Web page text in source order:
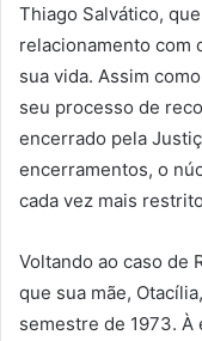
Thiago Salvático,
relacionamento com
sua vida. Assim
seu processo de
encerrado pela
encerramentos, o
cada vez mais
Voltando ao caso de
que sua mãe,
semestre de 1973.